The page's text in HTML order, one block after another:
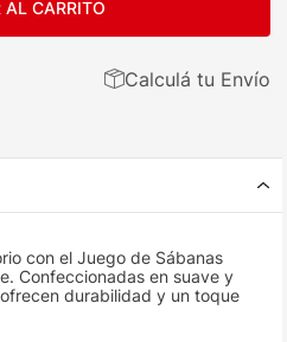
AL CARRITO
Calculá tu Envío
con el Juego de Sábanas
Confeccionadas en suave y
durabilidad y un toque